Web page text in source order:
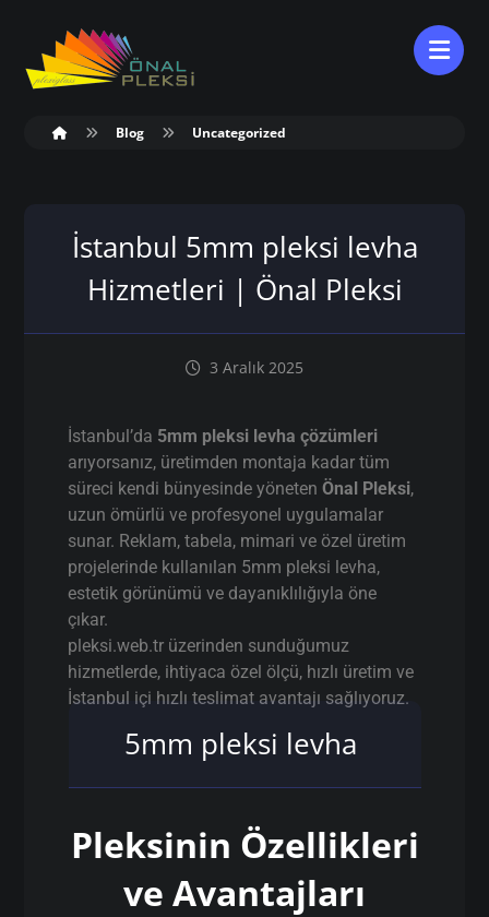
Blog Uncategorized
İstanbul 5mm pleksi levha
Hizmetleri | Önal Pleksi
3 Aralık 2025
İstanbul’da 5mm pleksi levha çözümleri
arıyorsanız, üretimden montaja kadar tüm
süreci kendi bünyesinde yönetenÖnal Pleksi,
uzun ömürlü ve profesyonel uygulamalar
sunar. Reklam, tabela, mimari ve özel üretim
projelerinde kullanılan 5mm pleksi levha,
estetik görünümü ve dayanıklılığıyla öne
çıkar.
pleksi.web.tr üzerinden sunduğumuz
hizmetlerde, ihtiyaca özel ölçü, hızlı üretim ve
İstanbul içi hızlı teslimat avantajı sağlıyoruz.
5mm pleksi levha
Pleksinin Özellikleri
ve Avantajları